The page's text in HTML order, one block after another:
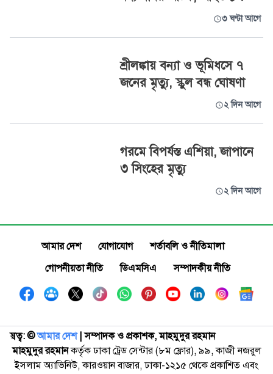
৩ ঘণ্টা আগে
শ্রীলঙ্কায় বন্যা ও ভূমিধসে ৭
জনের মৃত্যু, স্কুল বন্ধ ঘোষণা
২ দিন আগে
গরমে বিপর্যস্ত এশিয়া, জাপানে
৩ সিংহের মৃত্যু
২ দিন আগে
আমার দেশ যোগাযোগ
শর্তাবলি ও নীতিমালা
গোপনীয়তা নীতি
ডিএমসিএ সম্পাদকীয় নীতি
স্বত্ব: ©️আমার দেশ| সম্পাদক ও প্রকাশক, মাহমুদুর রহমান
মাহমুদুর রহমানকর্তৃক ঢাকা ট্রেড সেন্টার (৮ম ফ্লোর), ৯৯, কাজী নজরুল
ইসলাম অ্যাভিনিউ, কারওয়ান বাজার, ঢাকা-১২১৫ থেকে প্রকাশিত এবং